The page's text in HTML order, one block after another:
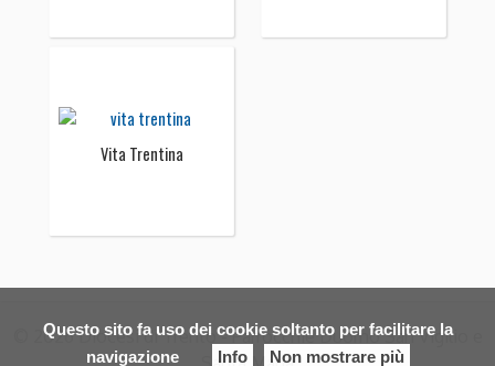
Questo sito fa uso dei cookie soltanto per facilitare la
navigazione
Info Non mostrare più
Vita Trentina
© 2026 Diocesi di Trento - Parrocchie Duomo San Vigilio e